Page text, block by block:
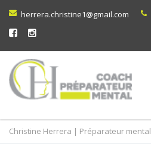
herrera.christine1@gmail.com
Christine Herrera | Préparateur mental